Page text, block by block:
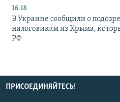
16:18
В Украине сообщили о
налоговикам из Крыма,
РФ
ПРИСОЕДИНЯЙТЕСЬ!